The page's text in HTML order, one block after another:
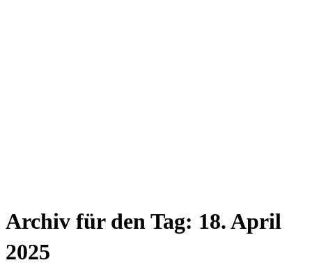
Archiv für den Tag: 18. April
2025